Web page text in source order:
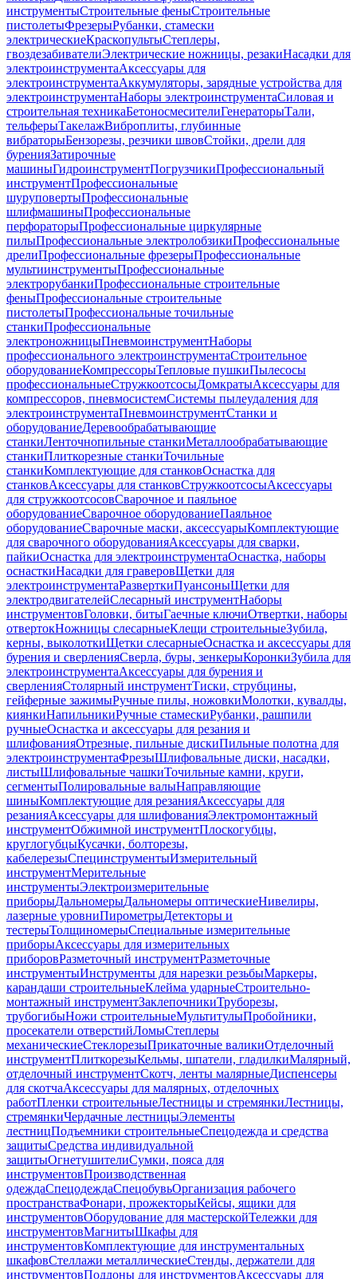
инструментыСтроительные феныСтроительные
пистолетыФрезерыРубанки, стамески
электрическиеКраскопультыСтеплеры,
гвоздезабивателиЭлектрические ножницы, резакиНасадки для
электроинструментаАксессуары для
электроинструментаАккумуляторы, зарядные устройства для
электроинструментаНаборы электроинструментаСиловая и
строительная техникаБетоносмесителиГенераторыТали,
тельферыТакелажВиброплиты, глубинные
вибраторыБензорезы, резчики швовСтойки, дрели для
буренияЗатирочные
машиныГидроинструментПогрузчикиПрофессиональный
инструментПрофессиональные
шуруповертыПрофессиональные
шлифмашиныПрофессиональные
перфораторыПрофессиональные циркулярные
пилыПрофессиональные электролобзикиПрофессиональные
дрелиПрофессиональные фрезерыПрофессиональные
мультиинструментыПрофессиональные
электрорубанкиПрофессиональные строительные
феныПрофессиональные строительные
пистолетыПрофессиональные точильные
станкиПрофессиональные
электроножницыПневмоинструментНаборы
профессионального электроинструментаСтроительное
оборудованиеКомпрессорыТепловые пушкиПылесосы
профессиональныеСтружкоотсосыДомкратыАксессуары для
компрессоров, пневмосистемСистемы пылеудаления для
электроинструментаПневмоинструментСтанки и
оборудованиеДеревообрабатывающие
станкиЛенточнопильные станкиМеталлообрабатывающие
станкиПлиткорезные станкиТочильные
станкиКомплектующие для станковОснастка для
станковАксессуары для станковСтружкоотсосыАксессуары
для стружкоотсосовСварочное и паяльное
оборудованиеСварочное оборудованиеПаяльное
оборудованиеСварочные маски, аксессуарыКомплектующие
для сварочного оборудованияАксессуары для сварки,
пайкиОснастка для электроинструментаОснастка, наборы
оснасткиНасадки для граверовЩетки для
электроинструментаРазверткиПуансоныЩетки для
электродвигателейСлесарный инструментНаборы
инструментовГоловки, битыГаечные ключиОтвертки, наборы
отвертокНожницы слесарныеКлещи строительныеЗубила,
керны, выколоткиЩетки слесарныеОснастка и аксессуары для
бурения и сверленияСверла, буры, зенкерыКоронкиЗубила для
электроинструментаАксессуары для бурения и
сверленияСтолярный инструментТиски, струбцины,
гейферные зажимыРучные пилы, ножовкиМолотки, кувалды,
киянкиНапильникиРучные стамескиРубанки, рашпили
ручныеОснастка и аксессуары для резания и
шлифованияОтрезные, пильные дискиПильные полотна для
электроинструментаФрезыШлифовальные диски, насадки,
листыШлифовальные чашкиТочильные камни, круги,
сегментыПолировальные валыНаправляющие
шиныКомплектующие для резанияАксессуары для
резанияАксессуары для шлифованияЭлектромонтажный
инструментОбжимной инструментПлоскогубцы,
круглогубцыКусачки, болторезы,
кабелерезыСпецинструментыИзмерительный
инструментМерительные
инструментыЭлектроизмерительные
приборыДальномерыДальномеры оптическиеНивелиры,
лазерные уровниПирометрыДетекторы и
тестерыТолщиномерыСпециальные измерительные
приборыАксессуары для измерительных
приборовРазметочный инструментРазметочные
инструментыИнструменты для нарезки резьбыМаркеры,
карандаши строительныеКлейма ударныеСтроительно-
монтажный инструментЗаклепочникиТруборезы,
трубогибыНожи строительныеМультитулыПробойники,
просекатели отверстийЛомыСтеплеры
механическиеСтеклорезыПрикаточные валикиОтделочный
инструментПлиткорезыКельмы, шпатели, гладилкиМалярный,
отделочный инструментСкотч, ленты малярныеДиспенсеры
для скотчаАксессуары для малярных, отделочных
работПленки строительныеЛестницы и стремянкиЛестницы,
стремянкиЧердачные лестницыЭлементы
лестницПодъемники строительныеСпецодежда и средства
защитыСредства индивидуальной
защитыОгнетушителиСумки, пояса для
инструментовПроизводственная
одеждаСпецодеждаСпецобувьОрганизация рабочего
пространстваФонари, прожекторыКейсы, ящики для
инструментовОборудование для мастерскойТележки для
инструментовМагнитыШкафы для
инструментовКомплектующие для инструментальных
шкафовСтеллажи металлическиеСтенды, держатели для
инструментовПоддоны для инструментовАксессуары для